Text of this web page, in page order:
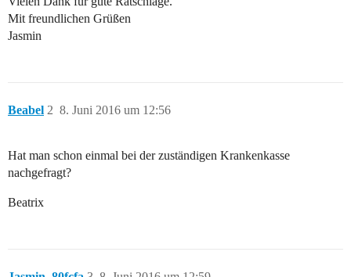
Mit freundlichen Grüßen
Jasmin
Beabel 8. Juni 2016 um 12:56
2
Hat man schon einmal bei der zuständigen Krankenkasse
nachgefragt?
Beatrix